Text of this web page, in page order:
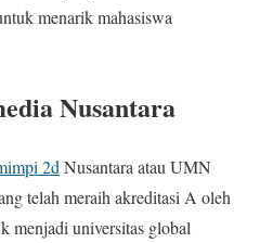
menarik mahasiswa
Nusantara
2d Nusantara atau UMN
telah meraih akreditasi A oleh
universitas global